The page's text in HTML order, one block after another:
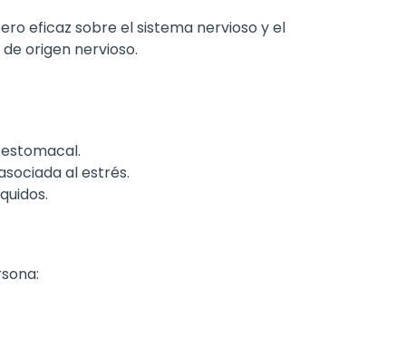
eficaz sobre el sistema nervioso y el
origen nervioso.
al estrés.